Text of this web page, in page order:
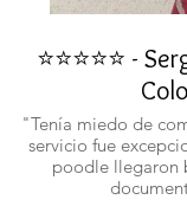
⭐⭐⭐⭐⭐ -
"Tenía miedo de
servicio fue
poodle llegaron